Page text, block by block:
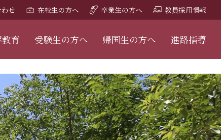
せ 在校生の方へ 卒業生の方へ 教員採用情報
育 受験生の方へ 帰国生の方へ 進路指導